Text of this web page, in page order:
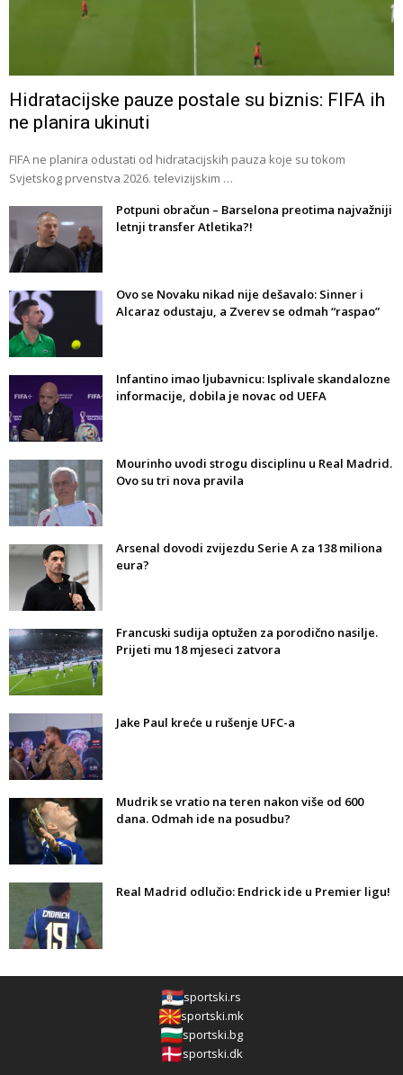
Hidratacijske pauze postale su biznis: FIFA ih
ne planira ukinuti
FIFA ne planira odustati od hidratacijskih pauza koje su tokom
Svjetskog prvenstva 2026. televizijskim …
Potpuni obračun – Barselona preotima najvažniji
letnji transfer Atletika?!
Ovo se Novaku nikad nije dešavalo: Sinner i
Alcaraz odustaju, a Zverev se odmah “raspao”
Infantino imao ljubavnicu: Isplivale skandalozne
informacije, dobila je novac od UEFA
Mourinho uvodi strogu disciplinu u Real Madrid.
Ovo su tri nova pravila
Arsenal dovodi zvijezdu Serie A za 138 miliona
eura?
Francuski sudija optužen za porodično nasilje.
Prijeti mu 18 mjeseci zatvora
Jake Paul kreće u rušenje UFC-a
Mudrik se vratio na teren nakon više od 600
dana. Odmah ide na posudbu?
Real Madrid odlučio: Endrick ide u Premier ligu!
sportski.rs
sportski.mk
sportski.bg
sportski.dk